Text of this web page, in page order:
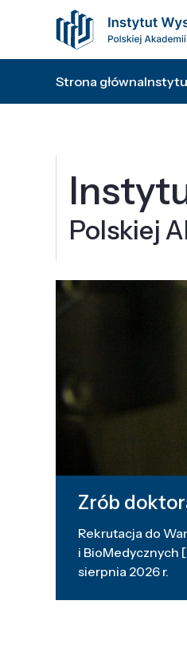
Strona główna
Polskiej
Zrób
Rekrutacja do
i BioMedycznych
sierpnia 2026 r.